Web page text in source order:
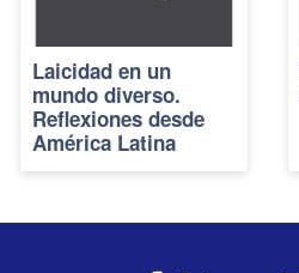
Laicidad en un
mundo diverso.
Reflexiones desde
América Latina